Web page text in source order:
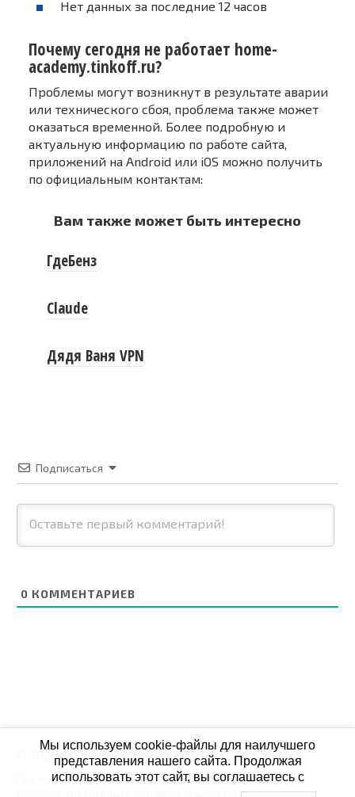
Нет данных за последние 12 часов
Почему сегодня не работает home-
academy.tinkoff.ru?
Проблемы могут возникнут в результате аварии
или технического сбоя, проблема также может
оказаться временной. Более подробную и
актуальную информацию по работе сайта,
приложений на Android или iOS можно получить
по официальным контактам:
Вам также может быть интересно
ГдеБенз
Claude
Дядя Ваня VPN
Подписаться
0 КОММЕНТАРИЕВ
© 2026 СБОЙ.РФ
При использовании данных мониторинга на своих
ресурах, обязательна активная ссылка на Сбой.рф
Мы используем cookie-файлы для наилучшего
представления нашего сайта. Продолжая
использовать этот сайт, вы соглашаетесь с